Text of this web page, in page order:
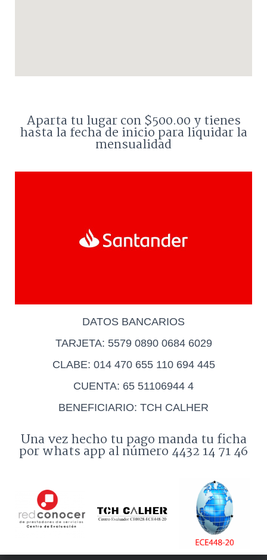
Aparta tu lugar con $500.00 y tienes
hasta la fecha de inicio para liquidar la
mensualidad
DATOS BANCARIOS
TARJETA: 5579 0890 0684 6029
CLABE: 014 470 655 110 694 445
CUENTA: 65 51106944 4
BENEFICIARIO: TCH CALHER
Una vez hecho tu pago manda tu ficha
por whats app al número 4432 14 71 46